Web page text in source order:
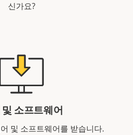
신가요?
소프트웨어
및 소프트웨어를 받습니다.